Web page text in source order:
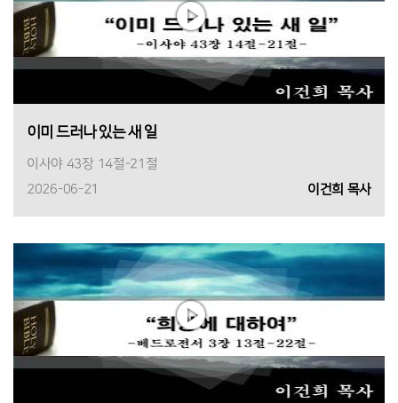
이미 드러나 있는 새 일
이사야 43장 14절-21절
2026-06-21
이건희 목사